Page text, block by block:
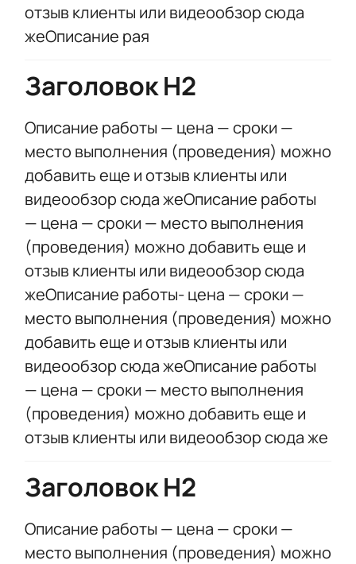
отзыв клиенты или видеообзор сюда
жеОписание рая
Заголовок Н2
Описание работы — цена — сроки —
место выполнения (проведения) можно
добавить еще и отзыв клиенты или
видеообзор сюда жеОписание работы
— цена — сроки — место выполнения
(проведения) можно добавить еще и
отзыв клиенты или видеообзор сюда
жеОписание работы- цена — сроки —
место выполнения (проведения) можно
добавить еще и отзыв клиенты или
видеообзор сюда жеОписание работы
— цена — сроки — место выполнения
(проведения) можно добавить еще и
отзыв клиенты или видеообзор сюда же
Заголовок Н2
Описание работы — цена — сроки —
место выполнения (проведения) можно